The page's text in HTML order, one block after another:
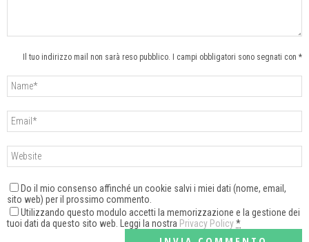
Il tuo indirizzo mail non sarà reso pubblico. I campi obbligatori sono segnati con *
Do il mio consenso affinché un cookie salvi i miei dati (nome, email,
sito web) per il prossimo commento.
Utilizzando questo modulo accetti la memorizzazione e la gestione dei
tuoi dati da questo sito web. Leggi la nostra Privacy Policy*